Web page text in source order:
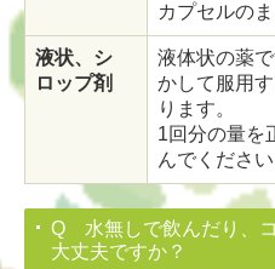
カプセルの
液状、シ
ロップ剤
液体状の薬
かして服用
ります。
1回分の量を
んでください
Q 水無しで飲んだり、
大丈夫ですか？